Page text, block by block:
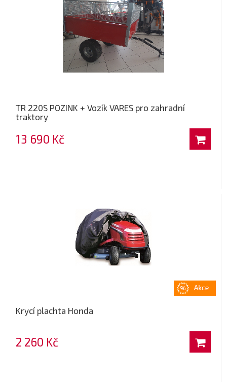
TR 220S POZINK + Vozík VARES pro zahradní
traktory
13 690 Kč
Krycí plachta Honda
2 260 Kč